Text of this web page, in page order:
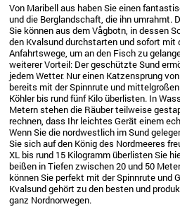
Von Maribell aus haben Sie einen
und die Berglandschaft, die ihn umrahmt.
Sie können aus dem Vågbotn, in dessen
den Kvalsund durchstarten und sofort mit
Anfahrtswege, um an den Fisch zu
weiterer Vorteil: Der geschützte Sund
jedem Wetter. Nur einen Katzensprung
bereits mit der Spinnrute und
Köhler bis rund fünf Kilo überlisten. In
Metern stehen die Räuber teilweise
rechnen, dass Ihr leichtes Gerät einem
Wenn Sie die nordwestlich im Sund
Sie sich auf den König des Nordmeeres
XL bis rund 15 Kilogramm überlisten Sie
beißen in Tiefen zwischen 20 und 50
können Sie perfekt mit der Spinnrute und
Kvalsund gehört zu den besten und
ganz Nordnorwegen.